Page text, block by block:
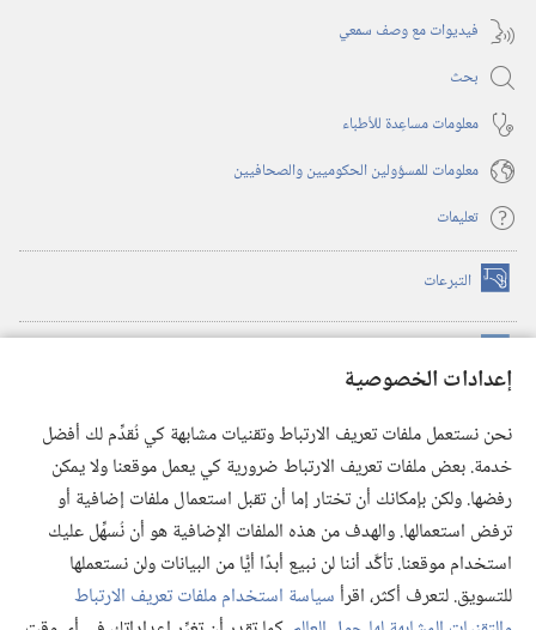
إعدادات الخصوصية
نحن نستعمل ملفات تعريف الارتباط وتقنيات مشابهة كي نُقدِّم لك أفضل
خدمة. بعض ملفات تعريف الارتباط ضرورية كي يعمل موقعنا ولا يمكن
رفضها. ولكن بإمكانك أن تختار إما أن تقبل استعمال ملفات إضافية أو
ترفض استعمالها. والهدف من هذه الملفات الإضافية هو أن نُسهِّل عليك
استخدام موقعنا. تأكَّد أننا لن نبيع أبدًا أيًّا من البيانات ولن نستعملها
للتسويق. لتعرف أكثر، اقرأسياسة استخدام ملفات تعريف الارتباط
فيديوات مع وصف سمعي
بحث
معلومات مساعِدة للأطباء
معلومات للمسؤولين الحكوميين والصحافيين
تعليمات
التبرعات (يفتح
نافذة
(يفتح
نافذة
(يفتح
نافذة
جديدة) تطبيق ®
JW Library
مكتبة برج المراقبة